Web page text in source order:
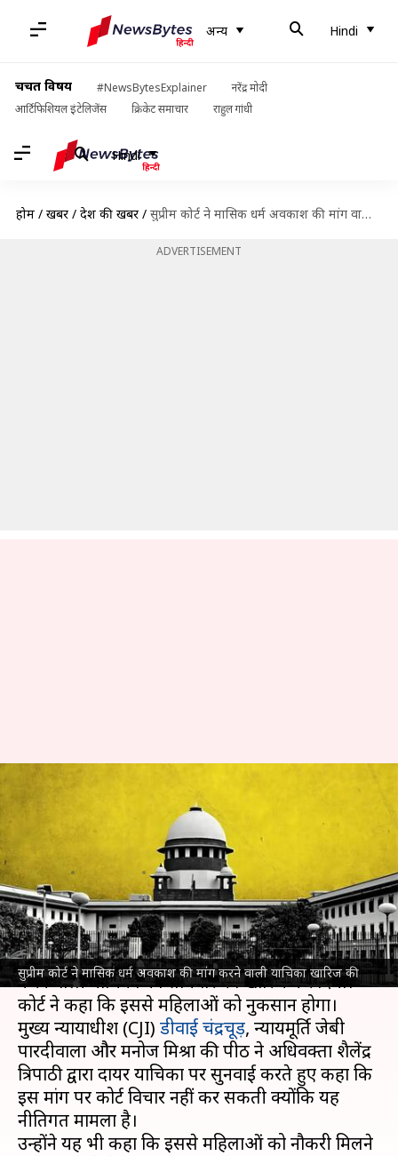
अन्य Hindi
चर्चित विषय #NewsBytesExplainer
नरेंद्र मोदी
आर्टिफिशियल इंटेलिजेंस
क्रिकेट समाचार राहुल गांधी
Hindi
होम / खबरें / देश की खबरें / सुप्रीम कोर्ट ने मासिक धर्म अवकाश की मांग वाली याचिका खारिज की, कहा- महिलाओं को नुकसान
ADVERTISEMENT
सुप्रीम कोर्ट ने मासिक धर्म अवकाश की मांग करने वाली याचिका खारिज की
सुप्रीम कोर्ट ने मासिक धर्म अवकाश की
मांग वाली याचिका खारिज की, कहा-
महिलाओं को नुकसान
लेखन 02:16 pm
क्या है खबर?
सुप्रीम कोर्टने महिलाओं को मासिक धर्म अवकाश की मांग
करने वाली याचिका को सोमवार को खारिज कर दिया।
कोर्ट ने कहा कि इससे महिलाओं को नुकसान होगा।
मुख्य न्यायाधीश (CJI) डीवाई चंद्रचूड़, न्यायमूर्ति जेबी
पारदीवाला और मनोज मिश्रा की पीठ ने अधिवक्ता शैलेंद्र
त्रिपाठी द्वारा दायर याचिका पर सुनवाई करते हुए कहा कि
इस मांग पर कोर्ट विचार नहीं कर सकती क्योंकि यह
नीतिगत मामला है।
उन्होंने यह भी कहा कि इससे महिलाओं को नौकरी मिलने